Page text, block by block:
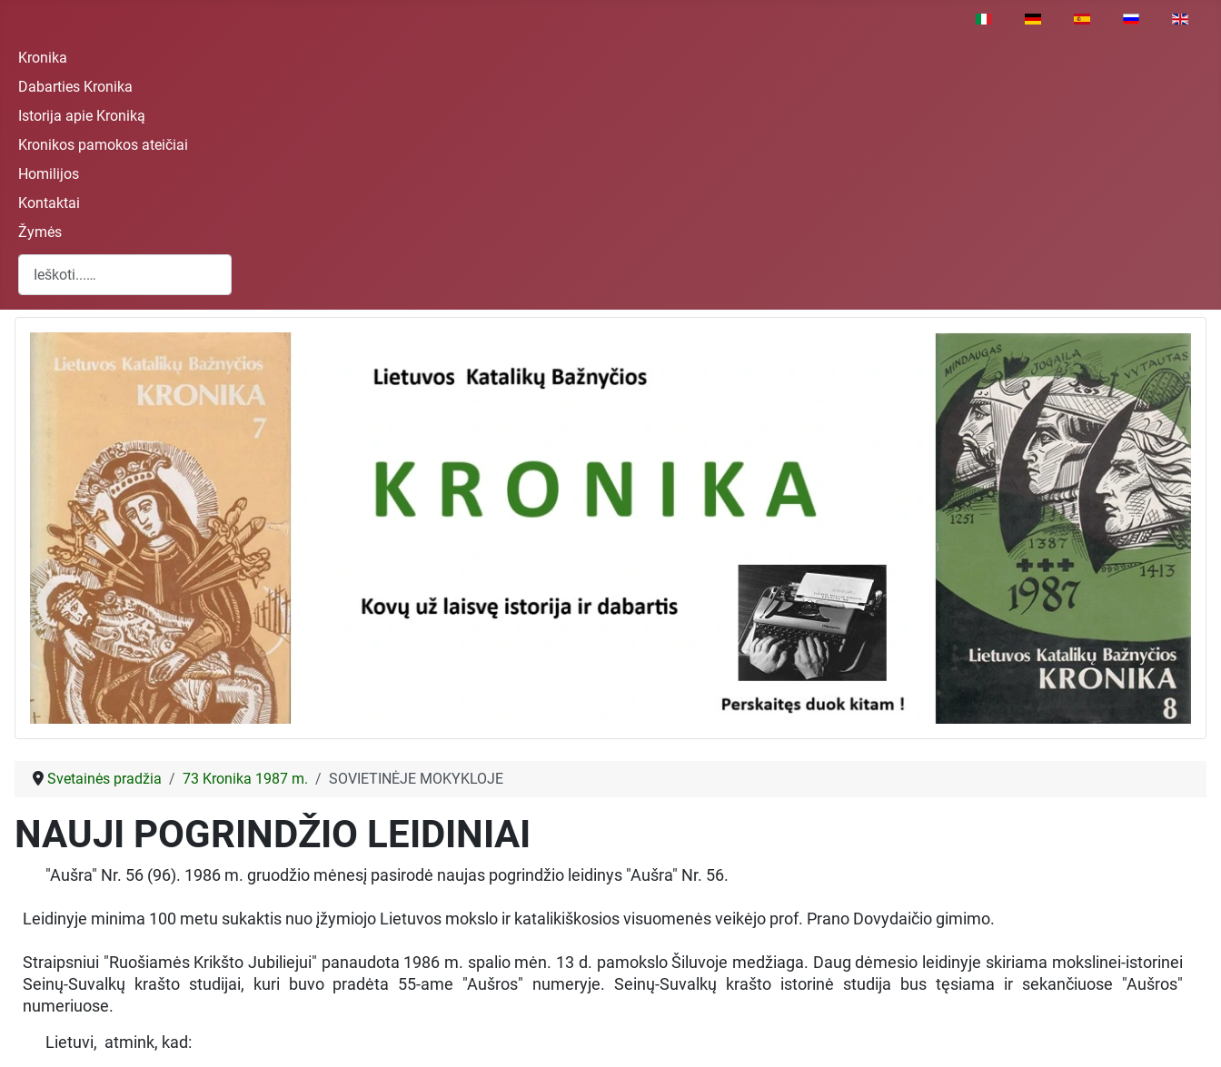
Pasirinkite savo kalbą
Kronika
Dabarties Kronika
Istorija apie Kroniką
Kronikos pamokos ateičiai
Homilijos
Kontaktai
Žymės
Paieška
Svetainės pradžia 73 Kronika 1987 m. SOVIETINĖJE MOKYKLOJE
NAUJI POGRINDŽIO LEIDINIAI
"Aušra" Nr. 56 (96). 1986 m. gruodžio mėnesį pasirodė naujas pogrindžio leidinys "Aušra" Nr. 56.
Leidinyje minima 100 metu sukaktis nuo įžymiojo Lietuvos mokslo ir katalikiškosios visuomenės veikėjo prof. Prano Dovydaičio gimimo.
Straipsniui "Ruošiamės Krikšto Jubiliejui" panaudota 1986 m. spalio mėn. 13 d. pamokslo Šiluvoje medžiaga. Daug dėmesio leidinyje skiriama mokslinei-istorinei
Seinų-Suvalkų krašto studijai, kuri buvo pradėta 55-ame "Aušros" numeryje. Seinų-Suvalkų krašto istorinė studija bus tęsiama ir sekančiuose "Aušros"
numeriuose.
Lietuvi, atmink, kad: